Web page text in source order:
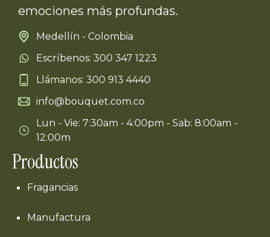
emociones más profundas.
Medellín - Colombia
Escríbenos: 300 347 1223
Llámanos: 300 913 4440
info@bouquet.com.co
Lun - Vie: 7:30am - 4:00pm - Sab: 8:00am -
12:00m
Productos
Fragancias
Manufactura